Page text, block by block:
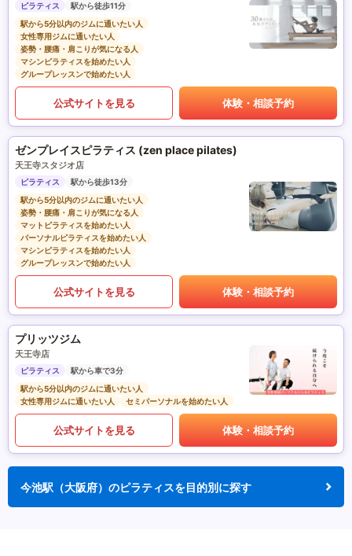
ピラティス
駅から徒歩11分
駅から5分以内のジムに通いたい人
女性専用ジムに通いたい人
姿勢・腰痛・肩こりが気になる人
マシンピラティスを始めたい人
グループレッスンで始めたい人
公式サイトを見る 体験・相談予約
ゼンプレイスピラティス (zen place pilates)
天王寺スタジオ店
ピラティス
駅から徒歩13分
駅から5分以内のジムに通いたい人
姿勢・腰痛・肩こりが気になる人
マットピラティスを始めたい人
パーソナルピラティスを始めたい人
マシンピラティスを始めたい人
グループレッスンで始めたい人
公式サイトを見る 体験・相談予約
プリッツジム
天王寺店
ピラティス
駅から車で3分
駅から5分以内のジムに通いたい人
女性専用ジムに通いたい人
セミパーソナルを始めたい人
公式サイトを見る 体験・相談予約
今池駅（大阪府）のピラティスを目的別に探す